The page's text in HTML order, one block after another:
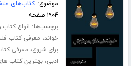
موضوع:کتاب‌های
۱۹۰۴ صفحه
برچسب‌ها: انواع کتاب
خواند، معرفی کتاب
برای شروع، معرفی
ادبی،بهترین کتاب